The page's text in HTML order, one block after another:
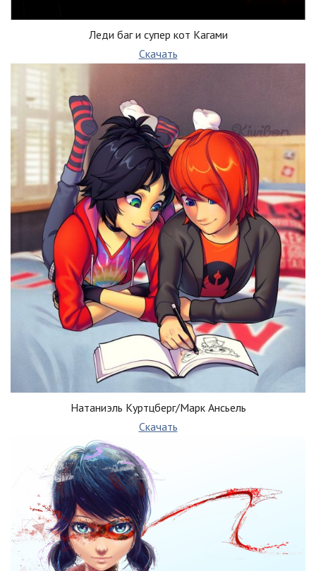
Леди баг и супер кот Кагами
Скачать
Натаниэль Куртцберг/Марк Ансьель
Скачать